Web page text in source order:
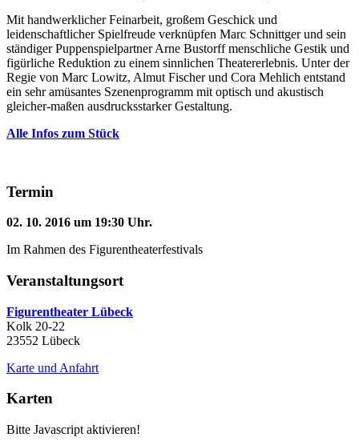
Mit handwerklicher Feinarbeit, großem Geschick und
leidenschaftlicher Spielfreude verknüpfen Marc Schnittger und sein
ständiger Puppenspielpartner Arne Bustorff menschliche Gestik und
figürliche Reduktion zu einem sinnlichen Theatererlebnis. Unter der
Regie von Marc Lowitz, Almut Fischer und Cora Mehlich entstand
ein sehr amüsantes Szenenprogramm mit optisch und akustisch
gleicher-maßen ausdrucksstarker Gestaltung.
Alle Infos zum Stück
Termin
02. 10. 2016 um 19:30 Uhr.
Im Rahmen des Figurentheaterfestivals
Veranstaltungsort
Figurentheater Lübeck
Kolk 20-22
23552 Lübeck
Karte und Anfahrt
Karten
Bitte Javascript aktivieren!